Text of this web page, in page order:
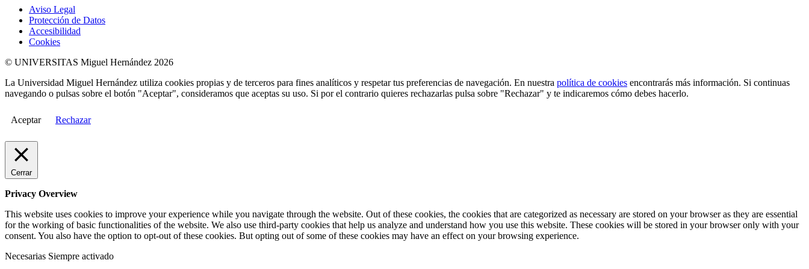
Aviso Legal
Protección de Datos
Accesibilidad
Cookies
© UNIVERSITAS Miguel Hernández 2026
La Universidad Miguel Hernández utiliza cookies propias y de terceros para fines analíticos y respetar tus preferencias de navegación. En nuestra política de cookies encontrarás más información. Si continuas
navegando o pulsas sobre el botón "Aceptar", consideramos que aceptas su uso. Si por el contrario quieres rechazarlas pulsa sobre "Rechazar" y te indicaremos cómo debes hacerlo.
Aceptar Rechazar
Cerrar
Privacy Overview
This website uses cookies to improve your experience while you navigate through the website. Out of these cookies, the cookies that are categorized as necessary are stored on your browser as they are essential
for the working of basic functionalities of the website. We also use third-party cookies that help us analyze and understand how you use this website. These cookies will be stored in your browser only with your
consent. You also have the option to opt-out of these cookies. But opting out of some of these cookies may have an effect on your browsing experience.
Necesarias Siempre activado